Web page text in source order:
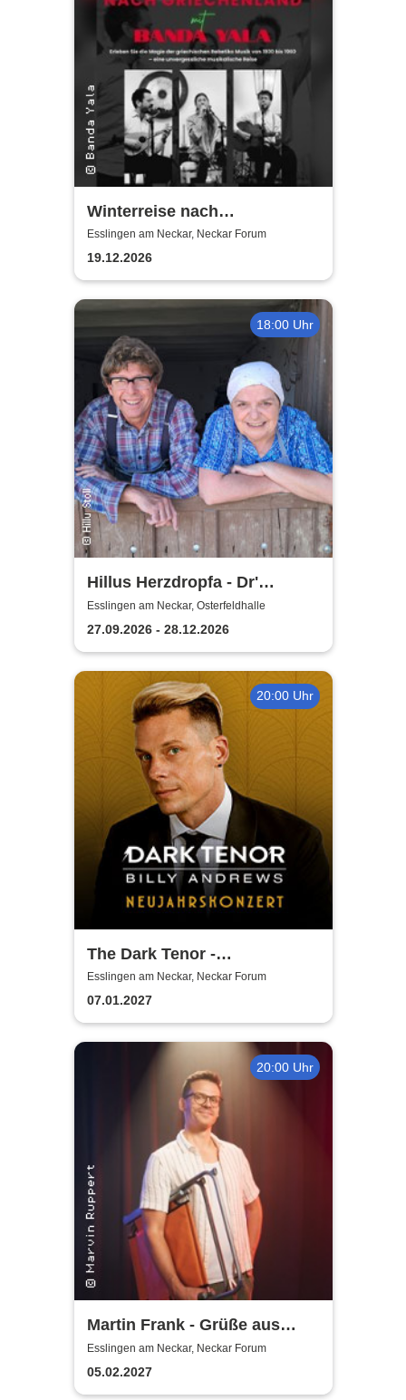
Winterreise nach
Griechenland mit Banda Yala
Esslingen am Neckar, Neckar Forum
19.12.2026
18:00 Uhr
Hillus Herzdropfa - Dr'
normale Wahnsinn!
Esslingen am Neckar, Osterfeldhalle
27.09.2026 - 28.12.2026
20:00 Uhr
The Dark Tenor -
Neujahrskonzerte
Esslingen am Neckar, Neckar Forum
07.01.2027
20:00 Uhr
Martin Frank - Grüße aus
Allegro Süd
Esslingen am Neckar, Neckar Forum
05.02.2027